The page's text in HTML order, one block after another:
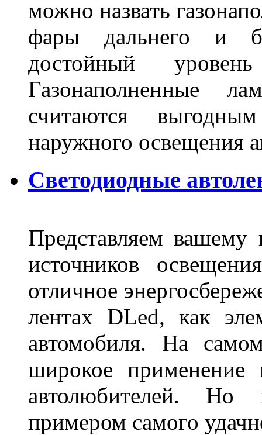
можно назвать
фары дальнего и
достойный
Газонаполненные
считаются
наружного освещения
Светодиодные
Представляем
источников
отличное
лентах DLed, как
автомобиля. На
широкое
автолюбителей. Но
примером самого